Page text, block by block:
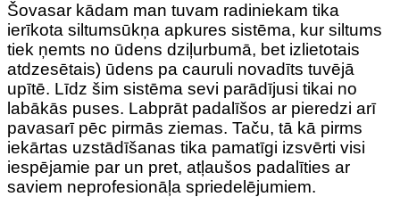
Šovasar kādam man tuvam radiniekam tika
ierīkota siltumsūkņa apkures sistēma, kur siltums
tiek ņemts no ūdens dziļurbumā, bet izlietotais
atdzesētais) ūdens pa cauruli novadīts tuvējā
upītē. Līdz šim sistēma sevi parādījusi tikai no
labākās puses. Labprāt padalīšos ar pieredzi arī
pavasarī pēc pirmās ziemas. Taču, tā kā pirms
iekārtas uzstādīšanas tika pamatīgi izsvērti visi
iespējamie par un pret, atļaušos padalīties ar
saviem neprofesionāļa spriedelējumiem.